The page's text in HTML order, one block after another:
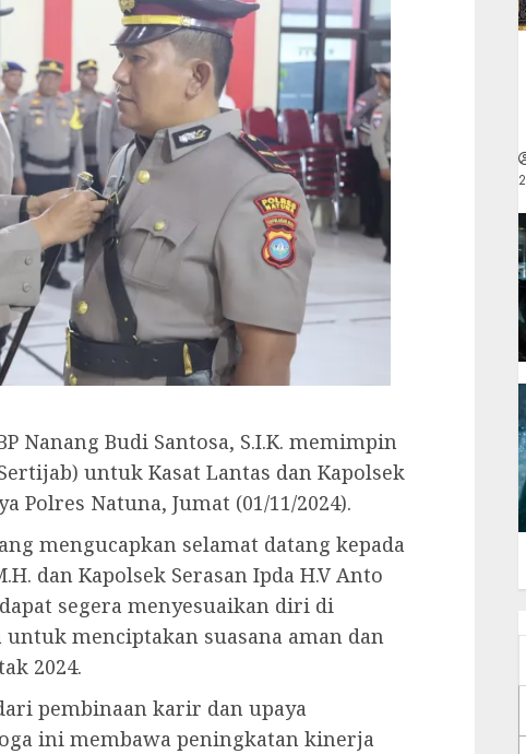
Nanang Budi Santosa, S.I.K. memimpin
untuk Kasat Lantas dan Kapolsek
Polres Natuna, Jumat (01/11/2024).
mengucapkan selamat datang kepada
dan Kapolsek Serasan Ipda H.V Anto
segera menyesuaikan diri di
menciptakan suasana aman dan
2024.
pembinaan karir dan upaya
ini membawa peningkatan kinerja